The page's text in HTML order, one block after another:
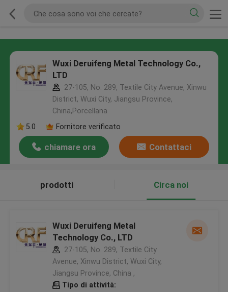
Wuxi Deruifeng Metal Technology Co.,
LTD
27-105, No. 289, Textile City Avenue, Xinwu
District, Wuxi City, Jiangsu Province,
China,Porcellana
5.0
Fornitore verificato
chiamare ora Contattaci
prodotti Circa noi
Wuxi Deruifeng Metal
Technology Co., LTD
27-105, No. 289, Textile City
Avenue, Xinwu District, Wuxi City,
Jiangsu Province, China ,
Tipo di attività: